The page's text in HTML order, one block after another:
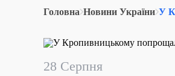
Головна Новини України У
28 Серпня